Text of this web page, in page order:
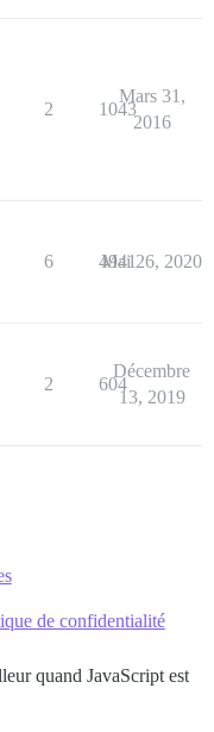
2 1043
Mars 31,
2016
6 4941
Mai 26, 2020
2 604
Décembre
13, 2019
de confidentialité
quand JavaScript est